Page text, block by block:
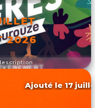
2026
Ajouté le 17